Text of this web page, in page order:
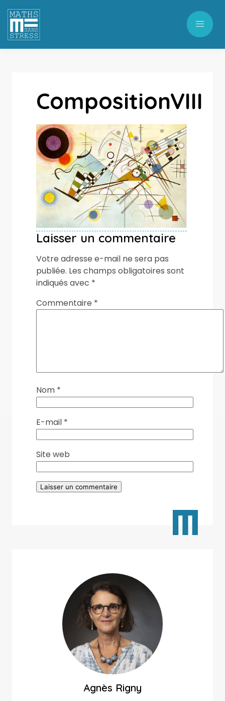
CompositionVIII
Laisser un commentaire
Votre adresse e-mail ne sera pas
publiée. Les champs obligatoires sont
indiqués avec *
Commentaire *
Nom *
E-mail *
Site web
Agnès Rigny